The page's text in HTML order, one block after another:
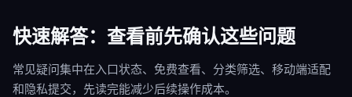
快速解答：查看前先确认这些问题
常见疑问集中在入口状态、免费查看、分类筛选、移动端适配
和隐私提交，先读完能减少后续操作成本。